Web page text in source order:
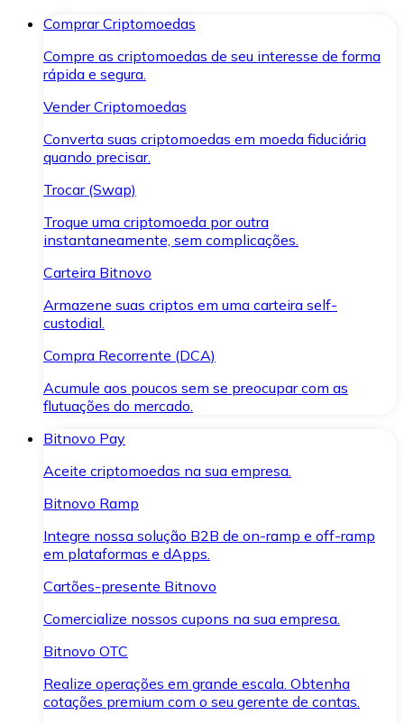
Comprar Criptomoedas
Compre as criptomoedas de seu interesse de forma
rápida e segura.
Vender Criptomoedas
Converta suas criptomoedas em moeda fiduciária
quando precisar.
Trocar (Swap)
Troque uma criptomoeda por outra
instantaneamente, sem complicações.
Carteira Bitnovo
Armazene suas criptos em uma carteira self-
custodial.
Compra Recorrente (DCA)
Acumule aos poucos sem se preocupar com as
flutuações do mercado.
Bitnovo Pay
Aceite criptomoedas na sua empresa.
Bitnovo Ramp
Integre nossa solução B2B de on-ramp e off-ramp
em plataformas e dApps.
Cartões-presente Bitnovo
Comercialize nossos cupons na sua empresa.
Bitnovo OTC
Realize operações em grande escala. Obtenha
cotações premium com o seu gerente de contas.